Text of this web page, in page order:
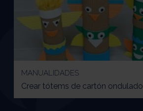
MANUALIDADES
Crear tótems de cartón ondulado